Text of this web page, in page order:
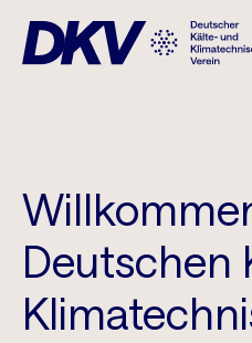
Deutschen